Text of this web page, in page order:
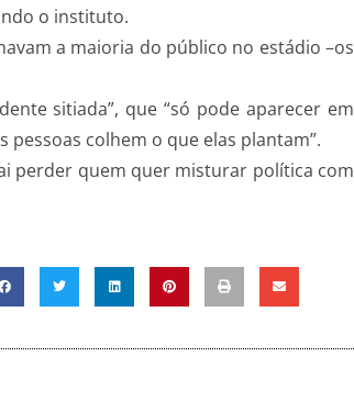
o instituto.
a maioria do público no estádio –os
sitiada”, que “só pode aparecer em
pessoas colhem o que elas plantam”.
perder quem quer misturar política com